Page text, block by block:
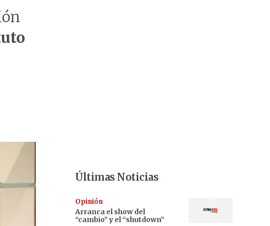
Últimas Noticias
Opinión
Arranca el show del
“cambio” y el “shutdown”